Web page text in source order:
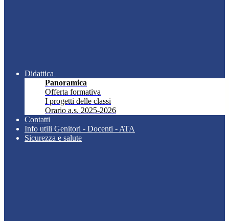
Didattica
Panoramica
Offerta formativa
I progetti delle classi
Orario a.s. 2025-2026
Contatti
Info utili Genitori - Docenti - ATA
Sicurezza e salute